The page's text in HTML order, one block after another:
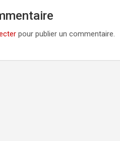
pour publier un commentaire.